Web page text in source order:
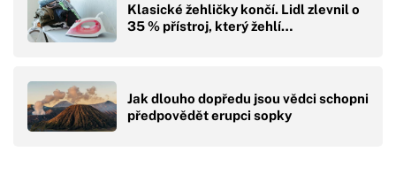
Klasické žehličky končí. Lidl zlevnil o
35 % přístroj, který žehlí…
Jak dlouho dopředu jsou vědci schopni
předpovědět erupci sopky